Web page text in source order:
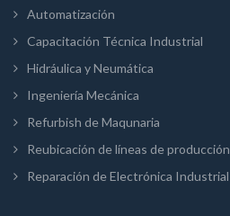
Automatización
Capacitación Técnica Industrial
Hidráulica y Neumática
Ingeniería Mecánica
Refurbish de Maqunaria
Reubicación de líneas de producción
Reparación de Electrónica Industrial